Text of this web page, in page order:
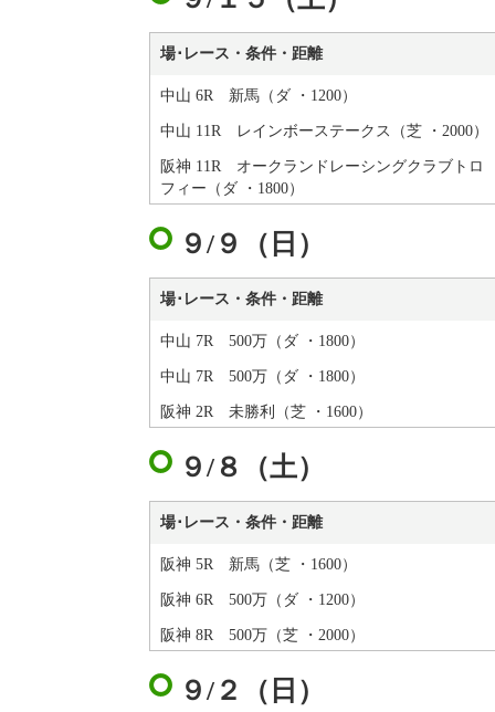
場･レース・条件・距離
中山 6R 新馬（ダ ・1200）
中山 11R レインボーステークス（芝 ・2000）
阪神 11R オークランドレーシングクラブトロ
フィー（ダ ・1800）
９/９（日）
場･レース・条件・距離
中山 7R 500万（ダ ・1800）
中山 7R 500万（ダ ・1800）
阪神 2R 未勝利（芝 ・1600）
９/８（土）
場･レース・条件・距離
阪神 5R 新馬（芝 ・1600）
阪神 6R 500万（ダ ・1200）
阪神 8R 500万（芝 ・2000）
９/２（日）